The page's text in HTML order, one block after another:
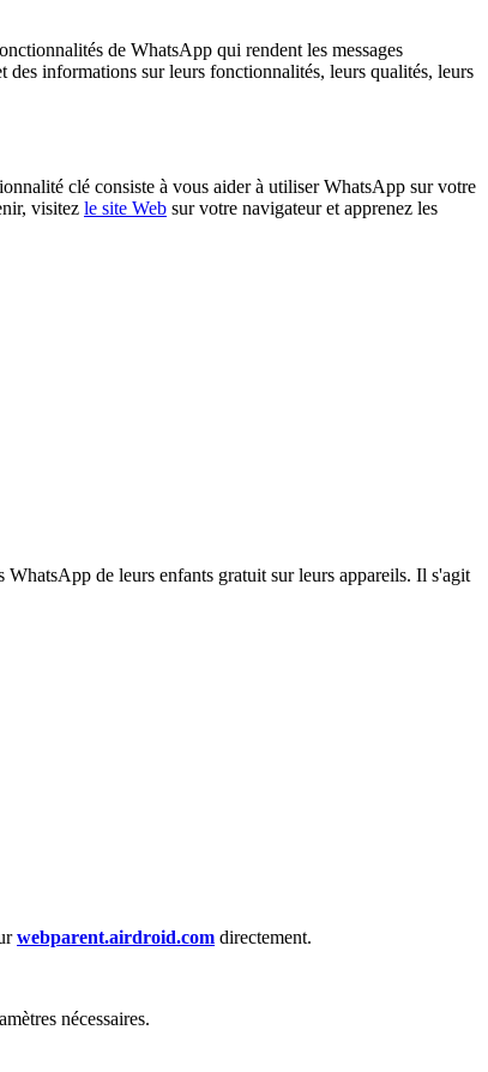
de WhatsApp qui rendent les messages
informations sur leurs fonctionnalités, leurs qualités, leurs
clé consiste à vous aider à utiliser WhatsApp sur votre
visitez le site Web sur votre navigateur et apprenez les
WhatsApp de leurs enfants gratuit sur leurs appareils. Il s'agit
webparent.airdroid.com directement.
nécessaires.